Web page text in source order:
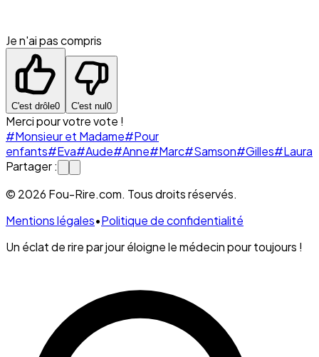
Je n'ai pas compris
C'est drôle0 C'est nul0
Merci pour votre vote !
#Monsieur et Madame#Pour
enfants#Eva#Aude#Anne#Marc#Samson#Gilles#Laura
Partager :
© 2026 Fou-Rire.com. Tous droits réservés.
Mentions légales•Politique de confidentialité
Un éclat de rire par jour éloigne le médecin pour toujours !